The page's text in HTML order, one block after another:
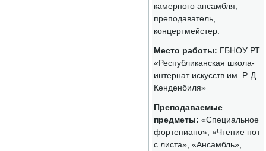
камерного ансамбля,
преподаватель,
концертмейстер.
Место работы: ГБНОУ РТ
«Республиканская школа-
интернат искусств им. Р. Д.
Кенденбиля»
Преподаваемые
предметы: «Специальное
фортепиано», «Чтение нот
с листа», «Ансамбль»,